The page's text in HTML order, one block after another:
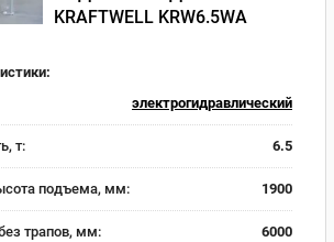
KRAFTWELL KRW6.5WA
электрогидравлический
т: 6.5
подъема, мм: 1900
трапов, мм: 6000